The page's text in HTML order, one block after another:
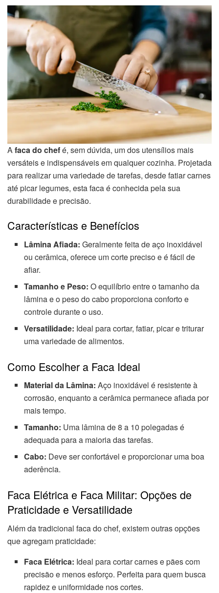
Afaca do chefé, sem dúvida, um dos utensílios mais
versáteis e indispensáveis em qualquer cozinha. Projetada
para realizar uma variedade de tarefas, desde fatiar carnes
até picar legumes, esta faca é conhecida pela sua
durabilidade e precisão.
Características e Benefícios
Lâmina Afiada: Geralmente feita de aço inoxidável
ou cerâmica, oferece um corte preciso e é fácil de
afiar.
Tamanho e Peso: O equilíbrio entre o tamanho da
lâmina e o peso do cabo proporciona conforto e
controle durante o uso.
Versatilidade: Ideal para cortar, fatiar, picar e triturar
uma variedade de alimentos.
Como Escolher a Faca Ideal
Material da Lâmina: Aço inoxidável é resistente à
corrosão, enquanto a cerâmica permanece afiada por
mais tempo.
Tamanho: Uma lâmina de 8 a 10 polegadas é
adequada para a maioria das tarefas.
Cabo: Deve ser confortável e proporcionar uma boa
aderência.
Faca Elétrica e Faca Militar: Opções de
Praticidade e Versatilidade
Além da tradicional faca do chef, existem outras opções
que agregam praticidade:
Faca Elétrica: Ideal para cortar carnes e pães com
precisão e menos esforço. Perfeita para quem busca
rapidez e uniformidade nos cortes.